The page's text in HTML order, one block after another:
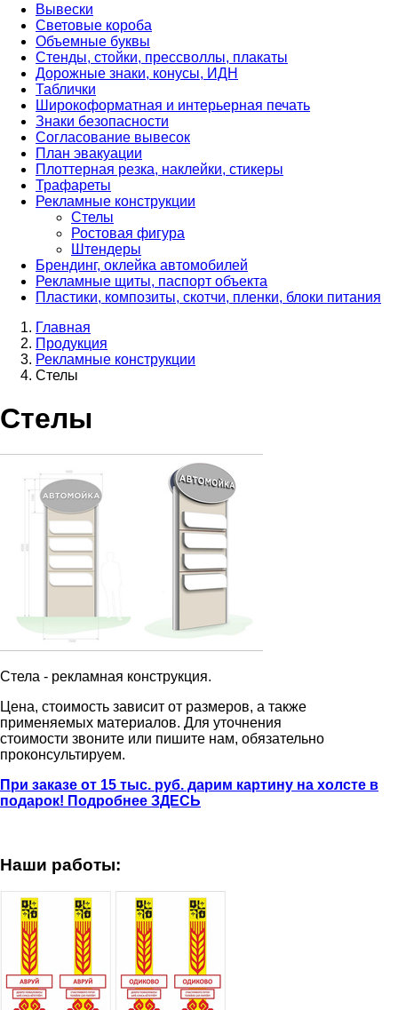
Вывески
Световые короба
Объемные буквы
Стенды, стойки, прессволлы, плакаты
Дорожные знаки, конусы, ИДН
Таблички
Широкоформатная и интерьерная печать
Знаки безопасности
Согласование вывесок
План эвакуации
Плоттерная резка, наклейки, стикеры
Трафареты
Рекламные конструкции
Стелы
Ростовая фигура
Штендеры
Брендинг, оклейка автомобилей
Рекламные щиты, паспорт объекта
Пластики, композиты, скотчи, пленки, блоки питания
Главная
Продукция
Рекламные конструкции
Стелы
Стелы
Стела - рекламная конструкция.
Цена, стоимость зависит от размеров, а также
применяемых материалов. Для уточнения
стоимости звоните или пишите нам, обязательно
проконсультируем.
При заказе от 15 тыс. руб. дарим картину на холсте в
подарок! Подробнее ЗДЕСЬ
Наши работы: